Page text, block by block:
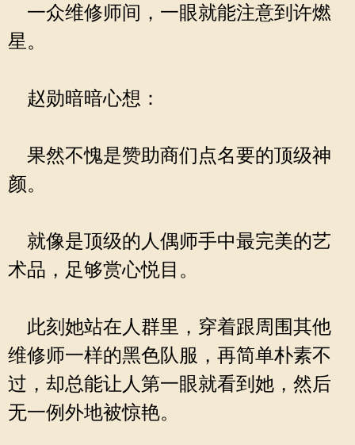
一众维修师间，一眼就能注意到许燃
星。
赵勋暗暗心想：
果然不愧是赞助商们点名要的顶级神
颜。
就像是顶级的人偶师手中最完美的艺
术品，足够赏心悦目。
此刻她站在人群里，穿着跟周围其他
维修师一样的黑色队服，再简单朴素不
过，却总能让人第一眼就看到她，然后
无一例外地被惊艳。